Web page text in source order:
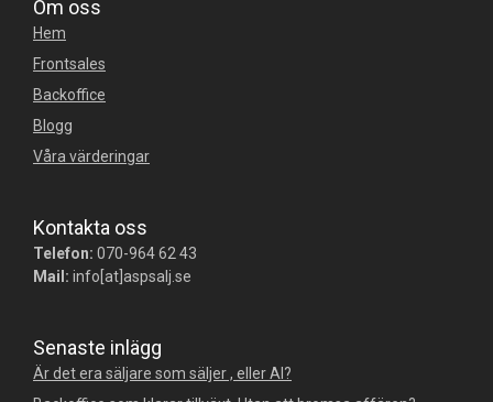
Om oss
Hem
Frontsales
Backoffice
Blogg
Våra värderingar
Kontakta oss
Telefon: 070-964 62 43
Mail: info[at]aspsalj.se
Senaste inlägg
Är det era säljare som säljer , eller AI?